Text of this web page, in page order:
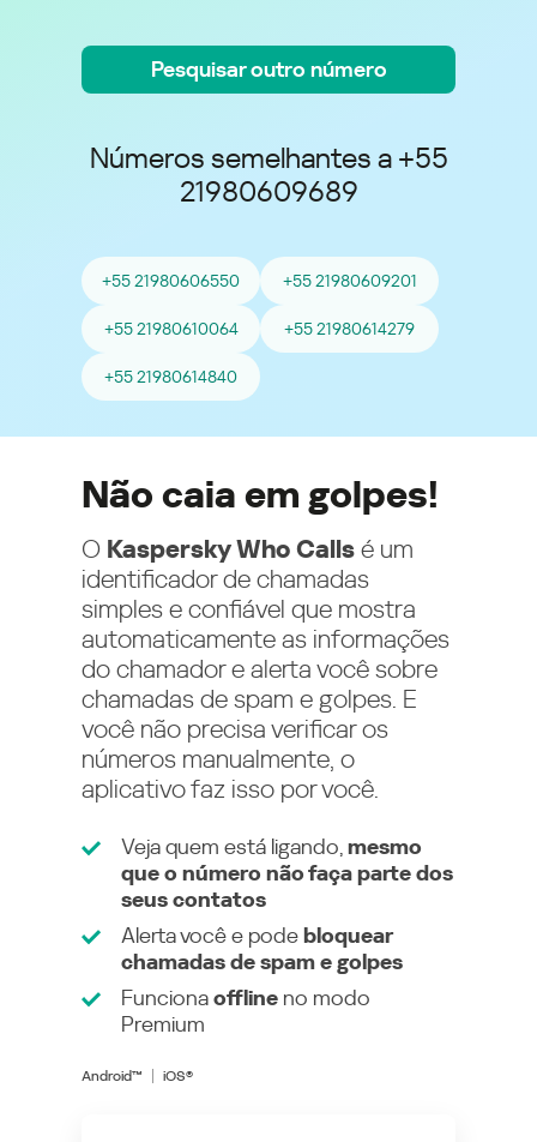
Pesquisar outro número
Números semelhantes a +55
21980609689
+55 21980606550 +55 21980609201
+55 21980610064 +55 21980614279
+55 21980614840
Não caia em golpes!
O Kaspersky Who Calls é um
identificador de chamadas
simples e confiável que mostra
automaticamente as informações
do chamador e alerta você sobre
chamadas de spam e golpes. E
você não precisa verificar os
números manualmente, o
aplicativo faz isso por você.
Veja quem está ligando, mesmo
que o número não faça parte dos
seus contatos
Alerta você e podebloquear
chamadas de spam e golpes
Funcionaoffline no modo
Premium
Android™ iOS®